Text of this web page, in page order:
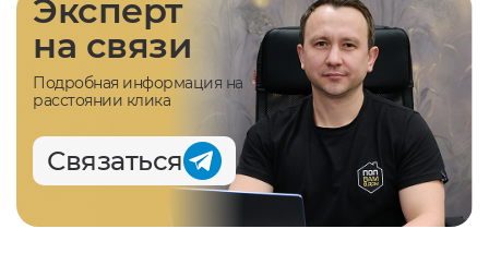
Эксперт
на связи
Подробная информация на
расстоянии клика
Связаться